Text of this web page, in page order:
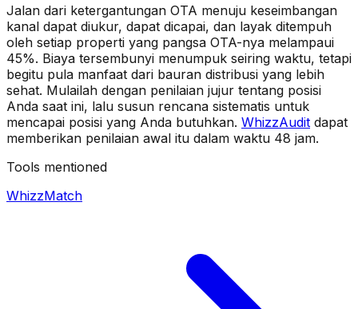
Jalan dari ketergantungan OTA menuju keseimbangan
kanal dapat diukur, dapat dicapai, dan layak ditempuh
oleh setiap properti yang pangsa OTA-nya melampaui
45%. Biaya tersembunyi menumpuk seiring waktu, tetapi
begitu pula manfaat dari bauran distribusi yang lebih
sehat. Mulailah dengan penilaian jujur tentang posisi
Anda saat ini, lalu susun rencana sistematis untuk
mencapai posisi yang Anda butuhkan. WhizzAudit dapat
memberikan penilaian awal itu dalam waktu 48 jam.
Tools mentioned
WhizzMatch